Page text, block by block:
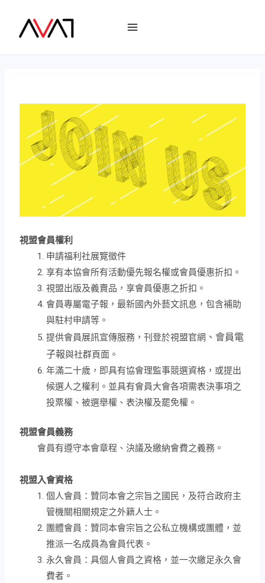
視盟會員權利
申請福利社展覽徵件
享有本協會所有活動優先報名權或會員優惠折扣。
視盟出版及義賣品，享會員優惠之折扣。
會員專屬電子報，最新國內外藝文訊息，包含補助
與駐村申請等。
提供會員展訊宣傳服務，刊登於視盟官網 、會員電
子報與社群頁面。
年滿二十歲，即具有協會理監事競選資格，或提出
候選人之權利。並具有會員大會各項需表決事項之
投票權、被選舉權、表決權及罷免權。
視盟會員義務
會員有遵守本會章程、決議及繳納會費之義務。
視盟入會資格
個人會員：贊同本會之宗旨之國民，及符合政府主
管機關相關規定之外籍人士。
團體會員：贊同本會宗旨之公私立機構或團體，並
推派一名成員為會員代表。
永久會員：具個人會員之資格，並一次繳足永久會
費者。